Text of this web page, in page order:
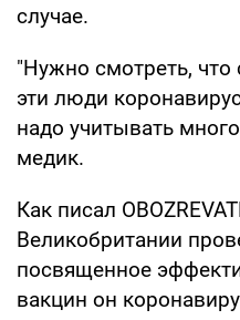
случае.
"Нужно смотреть,
эти люди
надо учитывать
медик.
Как писал
Великобритании
посвященное
вакцин он